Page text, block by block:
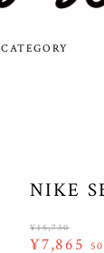
CATEGORY
NIKE
¥15,730
¥7,865